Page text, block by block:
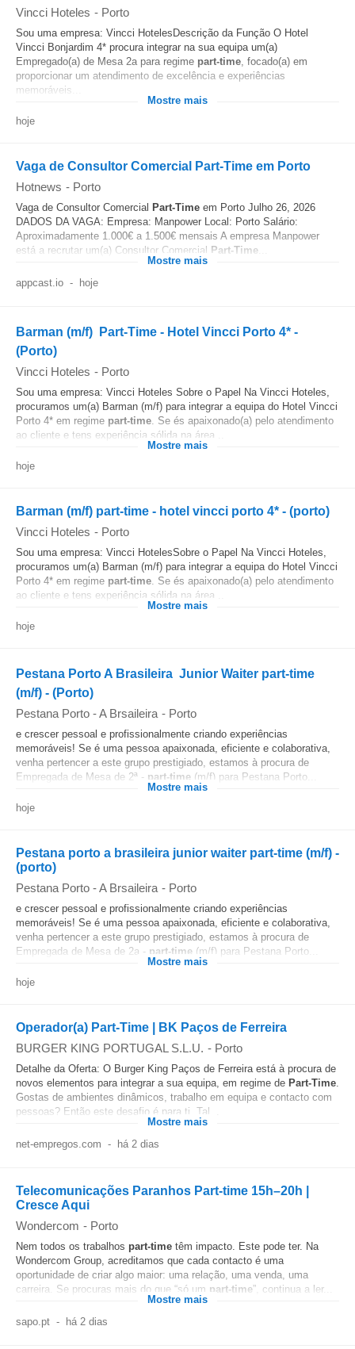
Vincci Hoteles - Porto
Sou uma empresa: Vincci HotelesDescrição da Função O Hotel
Vincci Bonjardim 4* procura integrar na sua equipa um(a)
Empregado(a) de Mesa 2a para regime part-time, focado(a) em
proporcionar um atendimento de excelência e experiências
memoráveis...
Mostre mais
hoje
Vaga de Consultor Comercial Part-Time em Porto
Hotnews - Porto
Vaga de Consultor Comercial Part-Time em Porto Julho 26, 2026
DADOS DA VAGA: Empresa: Manpower Local: Porto Salário:
Aproximadamente 1.000€ a 1.500€ mensais A empresa Manpower
está a recrutar um(a) Consultor Comercial Part-Time
Mostre mais
appcast.io - hoje
Barman (m/f)  Part-Time - Hotel Vincci Porto 4* -
(Porto)
Vincci Hoteles - Porto
Sou uma empresa: Vincci Hoteles Sobre o Papel Na Vincci Hoteles,
procuramos um(a) Barman (m/f) para integrar a equipa do Hotel Vincci
Porto 4* em regime part-time. Se és apaixonado(a) pelo atendimento
ao cliente e tens experiência sólida na área...
Mostre mais
hoje
Barman (m/f) part-time - hotel vincci porto 4* - (porto)
Vincci Hoteles - Porto
Sou uma empresa: Vincci HotelesSobre o Papel Na Vincci Hoteles,
procuramos um(a) Barman (m/f) para integrar a equipa do Hotel Vincci
Porto 4* em regime part-time. Se és apaixonado(a) pelo atendimento
ao cliente e tens experiência sólida na área...
Mostre mais
hoje
Pestana Porto A Brasileira  Junior Waiter part-time
(m/f) - (Porto)
Pestana Porto - A Brsaileira - Porto
e crescer pessoal e profissionalmente criando experiências
memoráveis! Se é uma pessoa apaixonada, eficiente e colaborativa,
venha pertencer a este grupo prestigiado, estamos à procura de
Empregada de Mesa de 2ª - part-time (m/f) para Pestana Porto...
Mostre mais
hoje
Pestana porto a brasileira junior waiter part-time (m/f) -
(porto)
Pestana Porto - A Brsaileira - Porto
e crescer pessoal e profissionalmente criando experiências
memoráveis! Se é uma pessoa apaixonada, eficiente e colaborativa,
venha pertencer a este grupo prestigiado, estamos à procura de
Empregada de Mesa de 2a - part-time (m/f) para Pestana Porto...
Mostre mais
hoje
Operador(a) Part-Time | BK Paços de Ferreira
BURGER KING PORTUGAL S.L.U. - Porto
Detalhe da Oferta: O Burger King Paços de Ferreira está à procura de
novos elementos para integrar a sua equipa, em regime de Part-Time.
Gostas de ambientes dinâmicos, trabalho em equipa e contacto com
pessoas? Então este desafio é para ti. Tal...
Mostre mais
net-empregos.com - há 2 dias
Telecomunicações Paranhos Part-time 15h–20h |
Cresce Aqui
Wondercom - Porto
Nem todos os trabalhos part-time têm impacto. Este pode ter. Na
Wondercom Group, acreditamos que cada contacto é uma
oportunidade de criar algo maior: uma relação, uma venda, uma
carreira. Se procuras mais do que “só um part-time”, continua a ler...
Mostre mais
sapo.pt - há 2 dias